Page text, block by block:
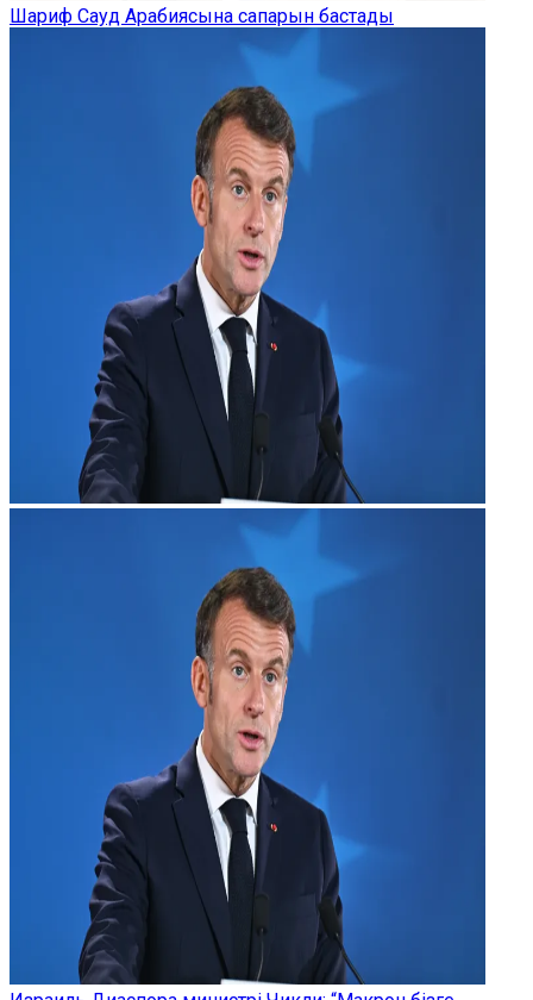
Шариф Сауд Арабиясына сапарын бастады